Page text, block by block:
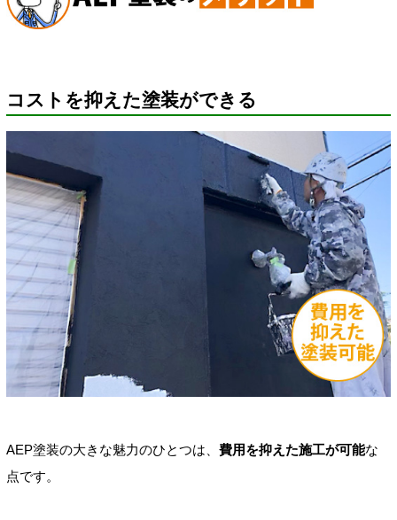
コストを抑えた塗装ができる
AEP塗装の大きな魅力のひとつは、 費用を抑えた施工が可能な
点です。